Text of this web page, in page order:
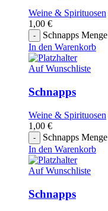
Weine & Spirituosen
1,00 €
Schnapps Menge
In den Warenkorb
Auf Wunschliste
Schnapps
Weine & Spirituosen
1,00 €
Schnapps Menge
In den Warenkorb
Auf Wunschliste
Schnapps